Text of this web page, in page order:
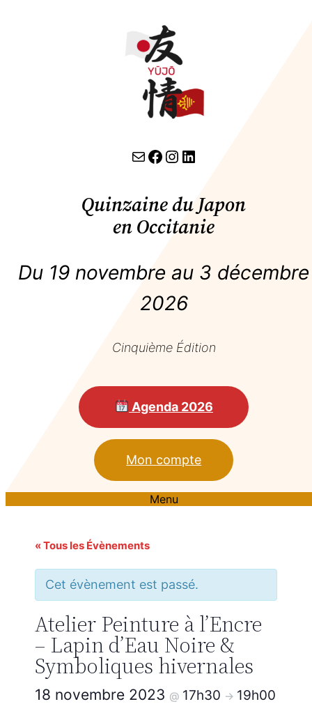
contact par email lien facebook Instagram LinkedIn
Quinzaine du Japon
en Occitanie
Du 19 novembre au 3 décembre
2026
Cinquième Édition
Agenda 2026
Mon compte
Menu
« Tous les Évènements
Cet évènement est passé.
Atelier Peinture à l’Encre
– Lapin d’Eau Noire &
Symboliques hivernales
18 novembre 2023 @ 17h30 -> 19h00